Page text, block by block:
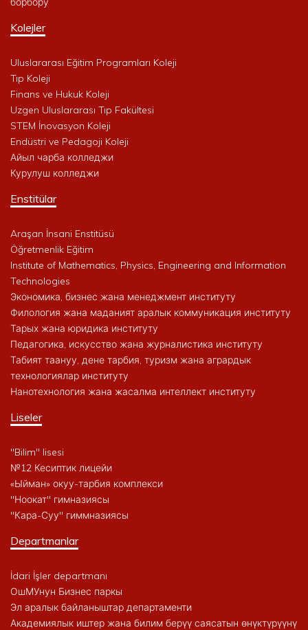
Kolejler
Uluslararası Eğitim Programları Koleji
Tıp Koleji
Finans ve Hukuk Koleji
Uzgen Uluslararası Tıp Fakültesi
STEM İnovasyon Koleji
Endüstri ve Pedagoji Koleji
Айыл чарба колледжи
Курулуш колледжи
Enstitülar
Araşan İnsani Enstitüsü
Öğretmenlik Eğitim
Institute of Mathematics, Physics, Engineering and Information
Technologies
Экономика, бизнес жана менеджмент институту
Филология жана маданият аралык коммуникация институту
Тарых жана юридика институту
Педагогика, искусство жана журналистика институту
Табият таануу, дене тарбия, туризм жана агрардык
технологиялар институту
Нанотехнология жана жасалма интеллект институту
Liseler
"Bilim" lisesi
№12 Кесиптик лицейи
«Ыйман» окуу-тарбия комплекси
"Ноокат" гимназиясы
"Кара-Суу" гиммназиясы
Departmanlar
İdari İşler departmanı
ОшМУнун Бизнес паркы
Эл аралык байланыштар департаменти
Академиялык иштер жана билим берүү саясатын өнүктүрүүнү